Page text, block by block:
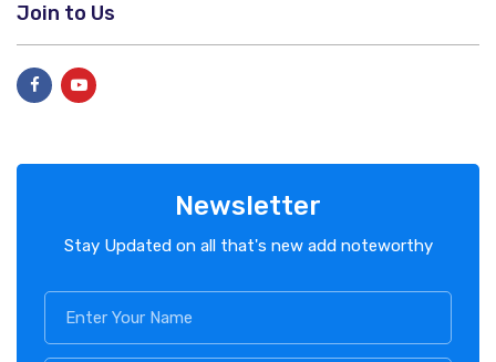
Join to Us
Newsletter
Stay Updated on all that's new add noteworthy